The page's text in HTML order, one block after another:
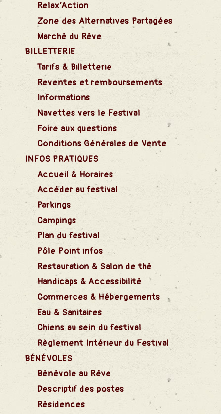
Relax’Action
Zone des Alternatives Partagées
Marché du Rêve
BILLETTERIE
Tarifs & Billetterie
Reventes et remboursements
Informations
Navettes vers le Festival
Foire aux questions
Conditions Générales de Vente
INFOS PRATIQUES
Accueil & Horaires
Accéder au festival
Parkings
Campings
Plan du festival
Pôle Point infos
Restauration & Salon de thé
Handicaps & Accessibilité
Commerces & Hébergements
Eau & Sanitaires
Chiens au sein du festival
Règlement Intérieur du Festival
BÉNÉVOLES
Bénévole au Rêve
Descriptif des postes
Résidences